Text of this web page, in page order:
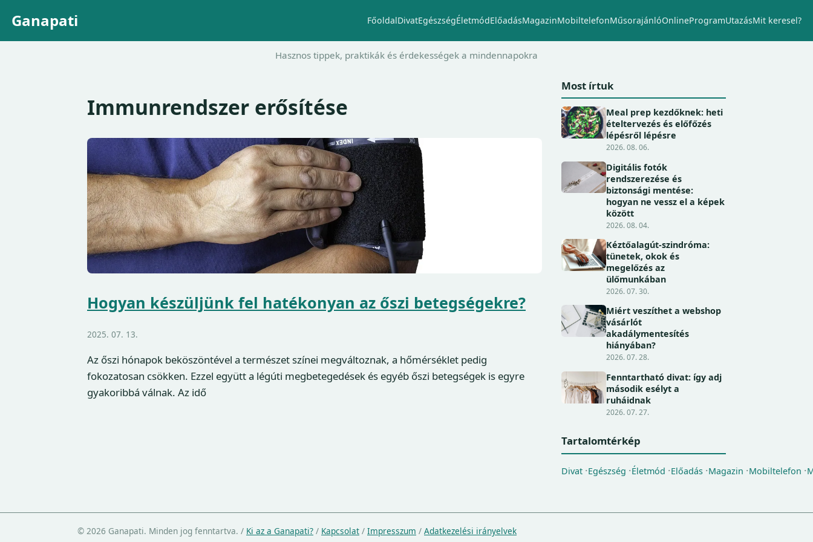
Ganapati FőoldalDivatEgészségÉletmódElőadásMagazinMobiltelefonMűsorajánlóOnlineProgramUtazásMit keresel?
Hasznos tippek, praktikák és érdekességek a mindennapokra
Immunrendszer erősítése
Hogyan készüljünk fel hatékonyan az őszi betegségekre?
2025. 07. 13.
Az őszi hónapok beköszöntével a természet színei megváltoznak, a hőmérséklet pedig
fokozatosan csökken. Ezzel együtt a légúti megbetegedések és egyéb őszi betegségek is egyre
gyakoribbá válnak. Az idő
Most írtuk
Meal prep kezdőknek: heti
ételtervezés és előfőzés
lépésről lépésre
2026. 08. 06.
Digitális fotók
rendszerezése és
biztonsági mentése:
hogyan ne vessz el a képek
között
2026. 08. 04.
Kéztőalagút-szindróma:
tünetek, okok és
megelőzés az
ülőmunkában
2026. 07. 30.
Miért veszíthet a webshop
vásárlót
akadálymentesítés
hiányában?
2026. 07. 28.
Fenntartható divat: így adj
második esélyt a
ruháidnak
2026. 07. 27.
Tartalomtérkép
Divat Egészség Életmód Előadás Magazin Mobiltelefon
© 2026 Ganapati. Minden jog fenntartva. / Ki az a Ganapati? / Kapcsolat / Impresszum / Adatkezelési irányelvek